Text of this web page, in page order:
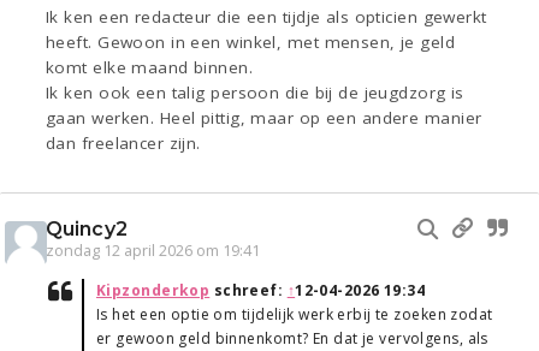
Ik ken een redacteur die een tijdje als opticien gewerkt
heeft. Gewoon in een winkel, met mensen, je geld
komt elke maand binnen.
Ik ken ook een talig persoon die bij de jeugdzorg is
gaan werken. Heel pittig, maar op een andere manier
dan freelancer zijn.
Quincy2
zondag 12 april 2026 om 19:41
Kipzonderkop schreef: ↑12-04-2026 19:34
Is het een optie om tijdelijk werk erbij te zoeken zodat
er gewoon geld binnenkomt? En dat je vervolgens, als